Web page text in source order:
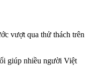
vượt qua thử thách trên
giúp nhiều người Việt